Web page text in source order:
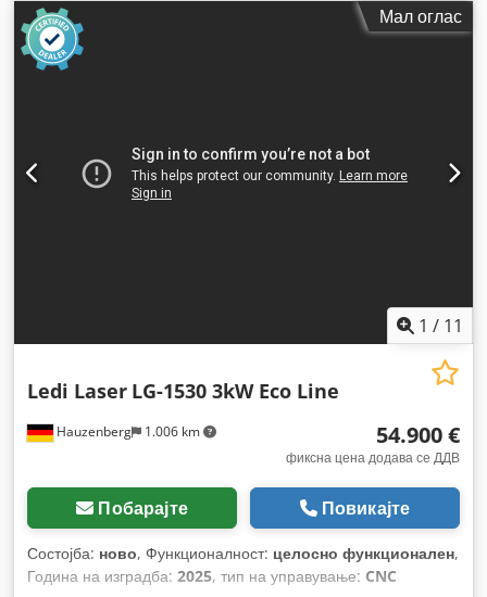
Мал оглас
1 / 11
Hauzenberg 1.006 km
Ledi Laser LG-1530 3kW Eco Line
54.900 €
фиксна цена додава се ДДВ
Побарајте Повикајте
Состојба: ново, Функционалност: целосно функционален,
Година на изградба: 2025, тип на управување: CNC